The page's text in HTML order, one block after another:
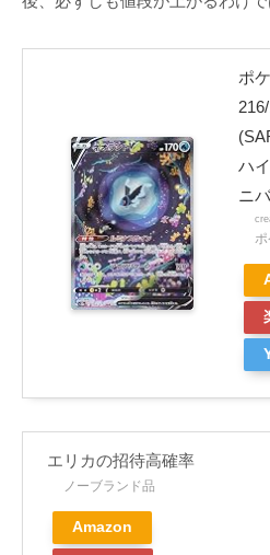
ポ
ハ
ニ
ポ
エリカの招待高確率
ノーブランド品
Amazon